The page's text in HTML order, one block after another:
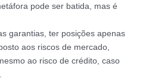
pode ser batida, mas é
garantias, ter posições apenas
aos riscos de mercado,
ao risco de crédito, caso